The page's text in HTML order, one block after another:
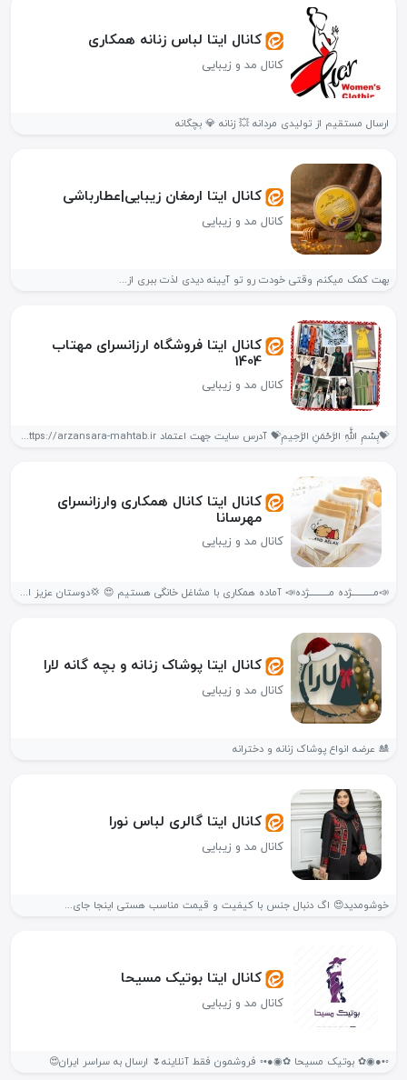
کانال ایتا لباس زنانه همکاری
کانال مد و زیبایی
ارسال مستقیم از تولیدی مردانه 💥 زنانه 💎 بچگانه
کانال ایتا ارمغان زیبایی|عطارباشی
کانال مد و زیبایی
بهت کمک میکنم وقتی خودت رو تو آیینه دیدی لذت ببری از...
کانال ایتا فروشگاه ارزانسرای مهتاب
1404
کانال مد و زیبایی
💝بِسْمِ اللَّهِ الرَّحْمَنِ الرَّحِیمِ💝 آدرس سایت جهت اعتماد https://arzansara-mahtab.ir/ باسابقه ۵سال خرید...
کانال ایتا کانال همکاری وارزانسرای
مهرسانا
کانال مد و زیبایی
📣مــــــــــــژده مـــــــــــژده📣 آماده همکاری با مشاغل خانگی هستیم 😍 💢دوستان عزیز این...
کانال ایتا پوشاک زنانه و بچه گانه لارا
کانال مد و زیبایی
🎎 عرضه انواع پوشاک زنانه و دخترانه
کانال ایتا گالری لباس نورا
کانال مد و زیبایی
خوشومدید😍 اگ دنبال جنس با کیفیت و قیمت مناسب هستی اینجا جای...
کانال ایتا بوتیک مسیحا
کانال مد و زیبایی
◦•●◉✿ بوتیک مسیحا ✿◉●•◦ فروشمون فقط آنلاینه🌷 ارسال به سراسر ایران😍